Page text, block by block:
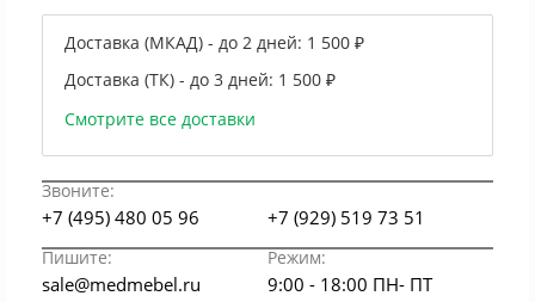
Доставка (МКАД) - до 2 дней: 1 500 ₽
Доставка (ТК) - до 3 дней: 1 500 ₽
Смотрите все доставки
Звоните:
+7 (495) 480 05 96 +7 (929) 519 73 51
Пишите: Режим:
sale@medmebel.ru 9:00 - 18:00 ПН- ПТ